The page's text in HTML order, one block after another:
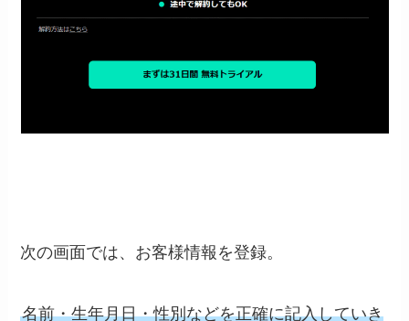
次の画面では、お客様情報を登録。
名前・生年月日・性別などを正確に記入していき